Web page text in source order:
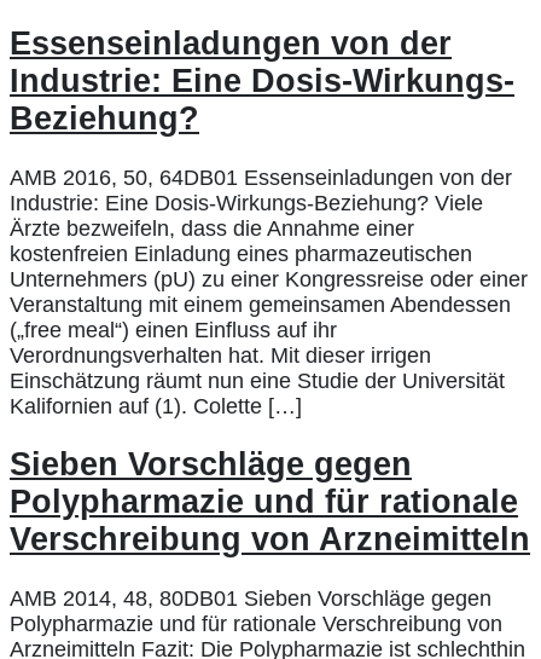
Essenseinladungen von der
Industrie: Eine Dosis-Wirkungs-
Beziehung?
AMB 2016, 50, 64DB01 Essenseinladungen von der
Industrie: Eine Dosis-Wirkungs-Beziehung? Viele
Ärzte bezweifeln, dass die Annahme einer
kostenfreien Einladung eines pharmazeutischen
Unternehmers (pU) zu einer Kongressreise oder einer
Veranstaltung mit einem gemeinsamen Abendessen
(„free meal“) einen Einfluss auf ihr
Verordnungsverhalten hat. Mit dieser irrigen
Einschätzung räumt nun eine Studie der Universität
Kalifornien auf (1). Colette […]
Sieben Vorschläge gegen
Polypharmazie und für rationale
Verschreibung von Arzneimitteln
AMB 2014, 48, 80DB01 Sieben Vorschläge gegen
Polypharmazie und für rationale Verschreibung von
Arzneimitteln Fazit: Die Polypharmazie ist schlechthin